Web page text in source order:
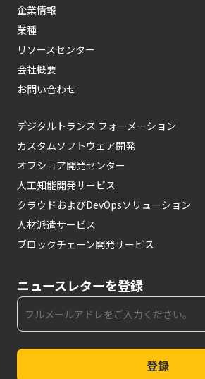
企業情報
業種
リソースセンター
会社概要
お問い合わせ
デジタルトランス フォーメーション
カスタムソフトウェア開発
オフショア開発センター
人工知能開発サービス
クラウドおよびDevOpsソリューション
人材派遣サービス
ブロックチェーン開発サービス
ニュースレターを登録
登録